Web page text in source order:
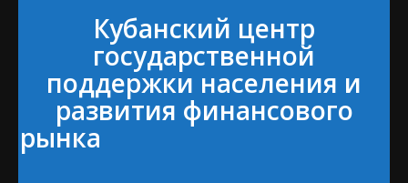
Кубанский центр
государственной
поддержки населения и
развития финансового
рынка⠀⠀⠀⠀⠀⠀⠀⠀⠀⠀⠀⠀⠀⠀⠀
⠀⠀⠀⠀⠀⠀⠀⠀⠀⠀⠀⠀⠀⠀⠀⠀⠀⠀⠀